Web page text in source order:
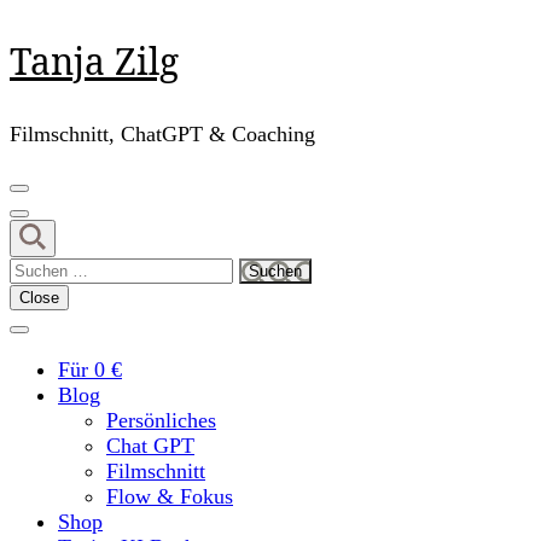
Skip
to
(Press
Enter)
Tanja Zilg
Filmschnitt, ChatGPT & Coaching
Suchen
nach:
Close
Für 0 €
Blog
Persönliches
Chat GPT
Filmschnitt
Flow & Fokus
Shop